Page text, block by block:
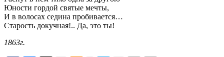
Юности гордой святые мечты,
И в волосах седина пробивается…
Старость докучная!.. Да, это ты!
1863г.